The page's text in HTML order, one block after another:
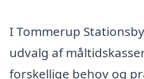
I Tommerup
udvalg af
forskellige behov og